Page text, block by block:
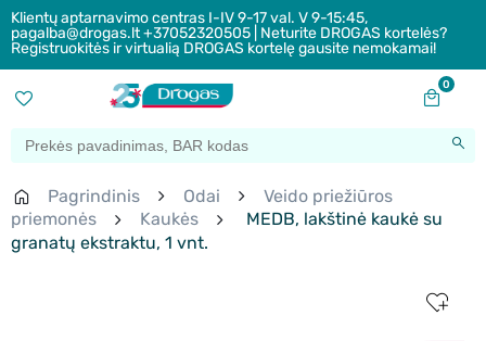
Klientų aptarnavimo centras I-IV 9-17 val. V 9-15:45,
pagalba@drogas.lt +37052320505 | Neturite DROGAS kortelės?
Registruokitės ir virtualią DROGAS kortelę gausite nemokamai!
0
Pagrindinis Odai
Veido priežiūros
priemonės
Kaukės
MEDB, lakštinė kaukė su
granatų ekstraktu, 1 vnt.